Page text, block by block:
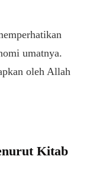
umatnya.
oleh Allah
Kitab